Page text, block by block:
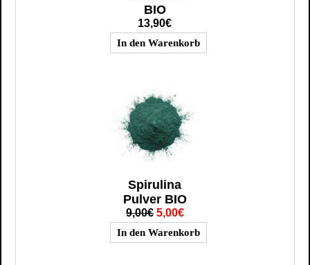
BIO
13,90€
Spirulina
Pulver BIO
9,00€ 5,00€